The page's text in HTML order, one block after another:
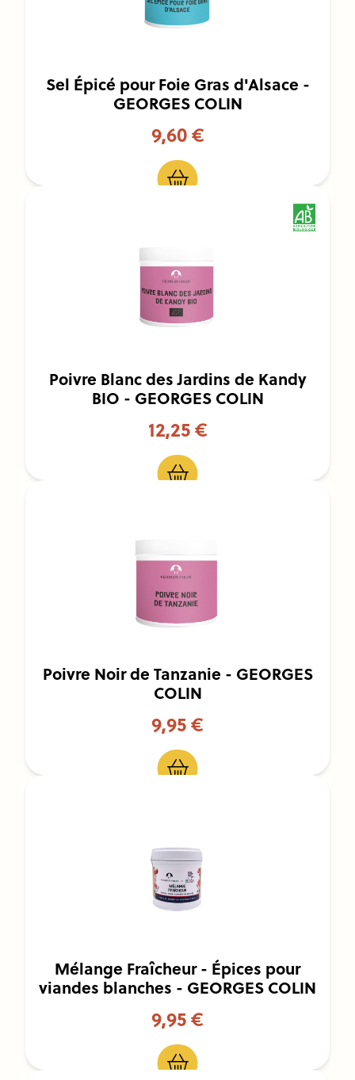
Sel Épicé pour Foie Gras d'Alsace -
GEORGES COLIN
9,60 €
Poivre Blanc des Jardins de Kandy
BIO - GEORGES COLIN
12,25 €
Poivre Noir de Tanzanie - GEORGES
COLIN
9,95 €
Mélange Fraîcheur - Épices pour
viandes blanches - GEORGES COLIN
9,95 €